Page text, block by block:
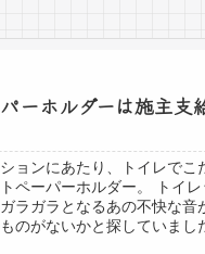
ーホルダーは施主支
ョンにあたり、トイレでこ
ペーパーホルダー。 トイレ
ラガラとなるあの不快な音
のがないかと探していまし